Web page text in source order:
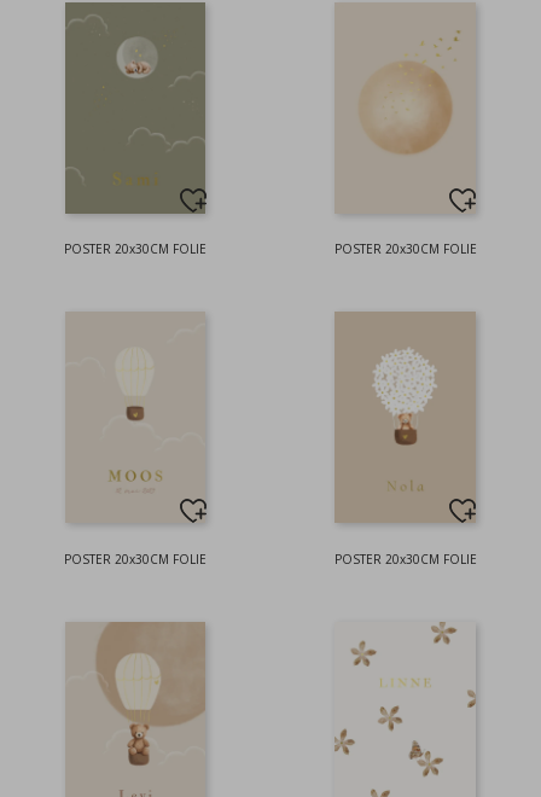
POSTER 20x30CM FOLIE POSTER 20x30CM FOLIE
POSTER 20x30CM FOLIE POSTER 20x30CM FOLIE